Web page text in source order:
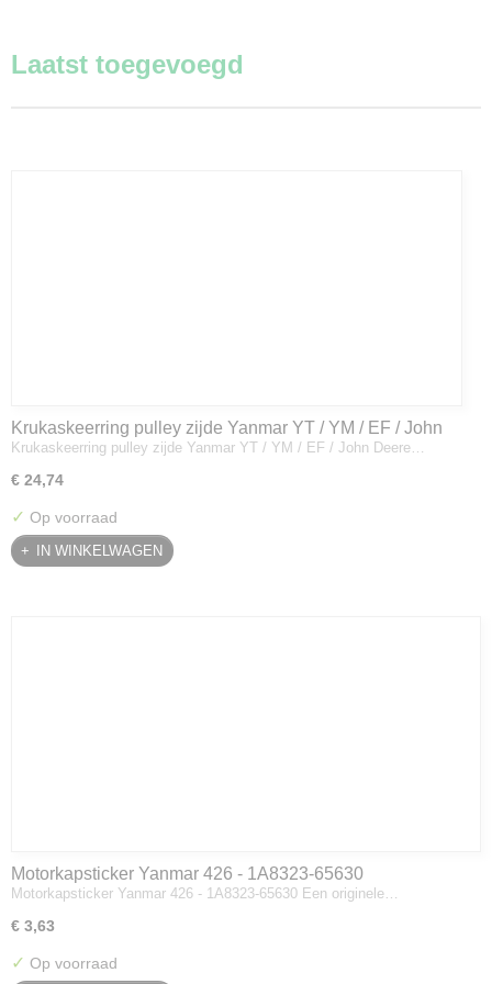
Laatst toegevoegd
Krukaskeerring pulley zijde Yanmar YT / YM / EF / John
Deere - 119934-01800
Krukaskeerring pulley zijde Yanmar YT / YM / EF / John Deere…
€ 24,74
✓ Op voorraad
IN WINKELWAGEN
Motorkapsticker Yanmar 426 - 1A8323-65630
Motorkapsticker Yanmar 426 - 1A8323-65630 Een originele…
€ 3,63
✓ Op voorraad